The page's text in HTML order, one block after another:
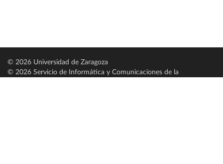
© 2026 Universidad de Zaragoza
© 2026 Servicio de Informática y Comunicaciones de la